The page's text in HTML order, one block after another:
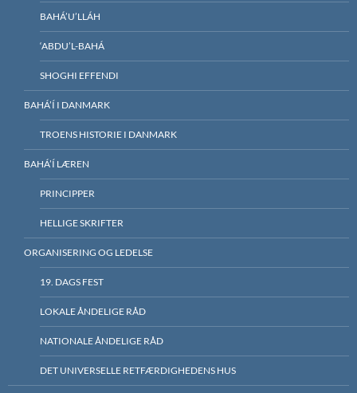
BAHÁ’U’LLÁH
‘ABDU’L-BAHÁ
SHOGHI EFFENDI
BAHÁ’Í I DANMARK
TROENS HISTORIE I DANMARK
BAHÁ’Í LÆREN
PRINCIPPER
HELLIGE SKRIFTER
ORGANISERING OG LEDELSE
19. DAGS FEST
LOKALE ÅNDELIGE RÅD
NATIONALE ÅNDELIGE RÅD
DET UNIVERSELLE RETFÆRDIGHEDENS HUS